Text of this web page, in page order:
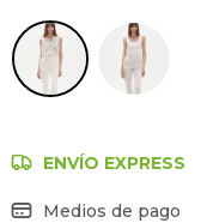
ENVÍO EXPRESS
Medios de pago